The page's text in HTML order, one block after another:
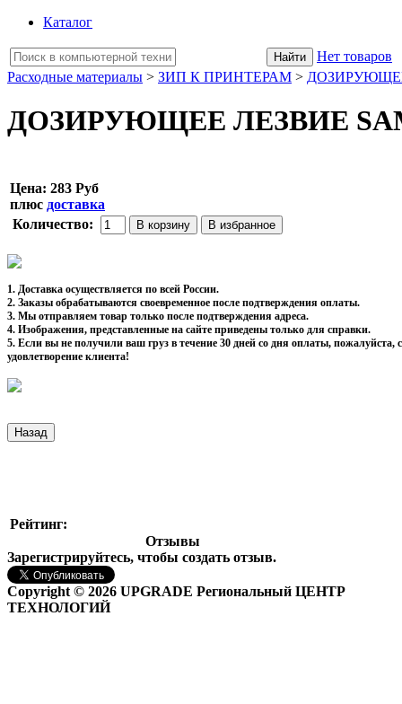
Каталог
Нет товаров
Расходные материалы > ЗИП К ПРИНТЕРАМ >
ДОЗИРУЮЩЕЕ ЛЕЗВИЕ
Цена: 283 Руб
плюс доставка
Количество:
1. Доставка осуществляется по всей России.
2. Заказы обрабатываются своевременное после подтверждения оплаты.
3. Мы отправляем товар только после подтверждения адреса.
4. Изображения, представленные на сайте приведены только для справки.
5. Если вы не получили ваш груз в течение 30 дней со дня оплаты,
удовлетворение клиента!
Рейтинг:
Отзывы
Зарегистрируйтесь, чтобы создать отзыв.
Copyright © 2026 UPGRADE Региональный ЦЕНТР
ТЕХНОЛОГИЙ